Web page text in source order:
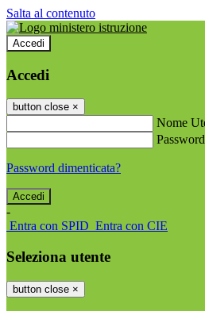
Salta al contenuto
Accedi
Accedi
button close ×
Nome
Password
Password dimenticata?
-
Entra con SPID Entra con CIE
Seleziona utente
button close ×